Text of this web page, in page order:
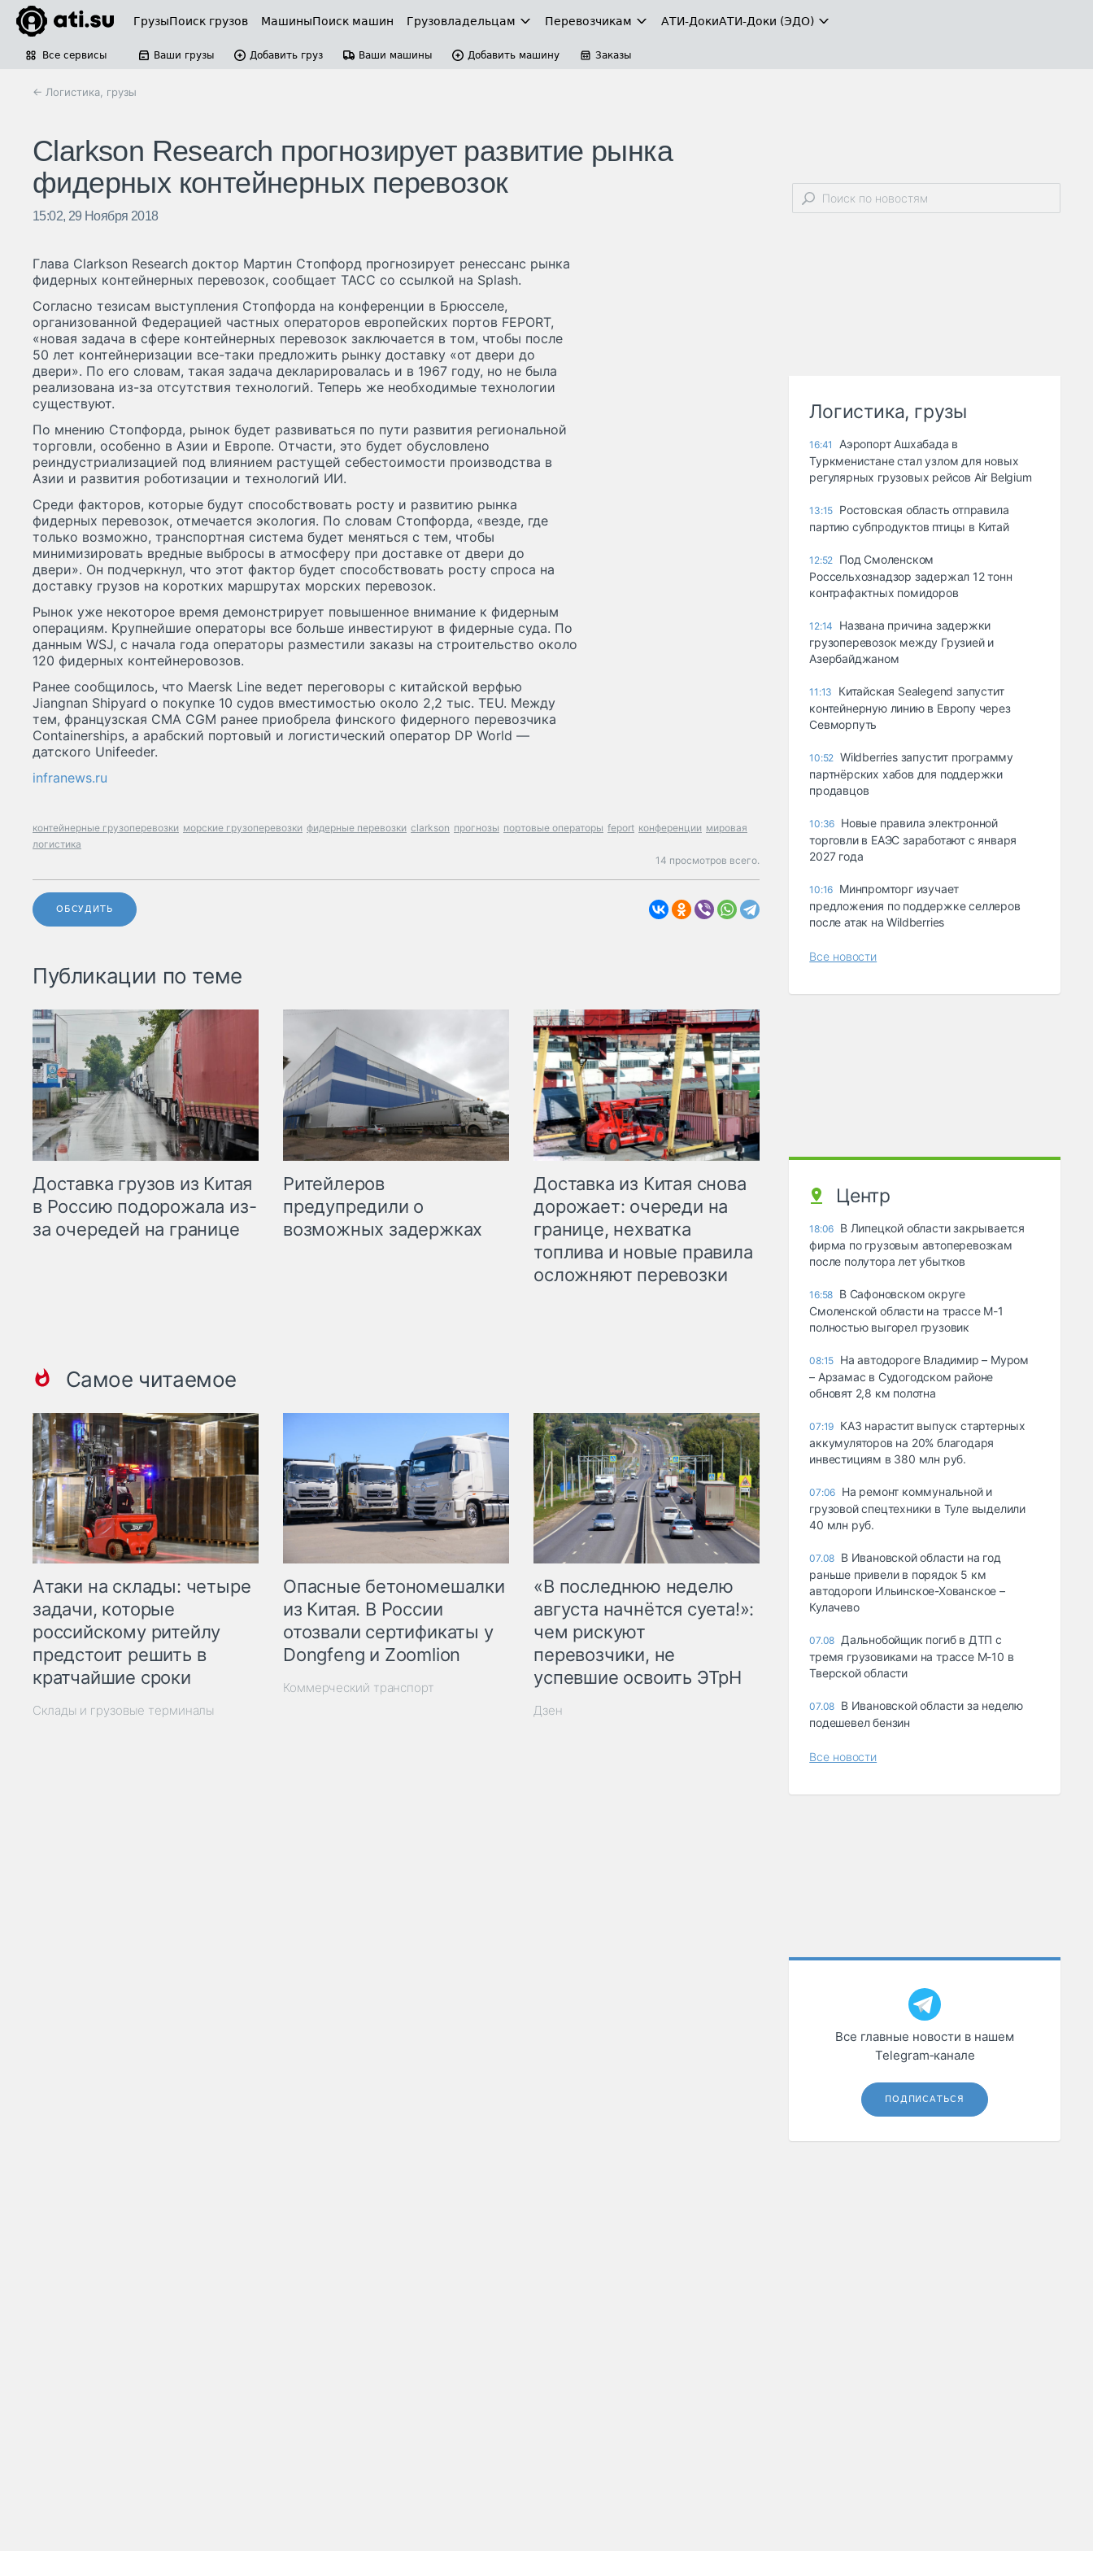
ГрузыПоиск грузов МашиныПоиск машин Грузовладельцам Перевозчикам АТИ-ДокиАТИ-Доки (ЭДО)
Все сервисы Ваши грузы Добавить груз Ваши машины Добавить машину Заказы
← Логистика, грузы
Clarkson Research прогнозирует развитие рынка
фидерных контейнерных перевозок
15:02, 29 Ноября 2018
Глава Clarkson Research доктор Мартин Стопфорд прогнозирует ренессанс рынка
фидерных контейнерных перевозок, сообщает ТАСС со ссылкой на Splash.
Согласно тезисам выступления Стопфорда на конференции в Брюсселе,
организованной Федерацией частных операторов европейских портов FEPORT,
«новая задача в сфере контейнерных перевозок заключается в том, чтобы после
50 лет контейнеризации все-таки предложить рынку доставку «от двери до
двери». По его словам, такая задача декларировалась и в 1967 году, но не была
реализована из-за отсутствия технологий. Теперь же необходимые технологии
существуют.
По мнению Стопфорда, рынок будет развиваться по пути развития региональной
торговли, особенно в Азии и Европе. Отчасти, это будет обусловлено
реиндустриализацией под влиянием растущей себестоимости производства в
Азии и развития роботизации и технологий ИИ.
Среди факторов, которые будут способствовать росту и развитию рынка
фидерных перевозок, отмечается экология. По словам Стопфорда, «везде, где
только возможно, транспортная система будет меняться с тем, чтобы
минимизировать вредные выбросы в атмосферу при доставке от двери до
двери». Он подчеркнул, что этот фактор будет способствовать росту спроса на
доставку грузов на коротких маршрутах морских перевозок.
Рынок уже некоторое время демонстрирует повышенное внимание к фидерным
операциям. Крупнейшие операторы все больше инвестируют в фидерные суда. По
данным WSJ, с начала года операторы разместили заказы на строительство около
120 фидерных контейнеровозов.
Ранее сообщилось, что Maersk Line ведет переговоры с китайской верфью
Jiangnan Shipyard о покупке 10 судов вместимостью около 2,2 тыс. TEU. Между
тем, французская CMA CGM ранее приобрела финского фидерного перевозчика
Containerships, а арабский портовый и логистический оператор DP World —
датского Unifeeder.
infranews.ru
контейнерные грузоперевозки морские грузоперевозки фидерные перевозки clarkson прогнозы портовые операторы feport конференции мировая
логистика
14 просмотров всего.
ОБСУДИТЬ
Публикации по теме
Доставка грузов из Китая
в Россию подорожала из-
за очередей на границе
Ритейлеров
предупредили о
возможных задержках
Доставка из Китая снова
дорожает: очереди на
границе, нехватка
топлива и новые правила
осложняют перевозки
Самое читаемое
Атаки на склады: четыре
задачи, которые
российскому ритейлу
предстоит решить в
кратчайшие сроки
Склады и грузовые терминалы
Опасные бетономешалки
из Китая. В России
отозвали сертификаты у
Dongfeng и Zoomlion
Коммерческий транспорт
«В последнюю неделю
августа начнётся суета!»:
чем рискуют
перевозчики, не
успевшие освоить ЭТрН
Дзен
Логистика, грузы
16:41
Аэропорт Ашхабада в
Туркменистане стал узлом для новых
регулярных грузовых рейсов Air Belgium
13:15 Ростовская область отправила
партию субпродуктов птицы в Китай
12:52 Под Смоленском
Россельхознадзор задержал 12 тонн
контрафактных помидоров
12:14
Названа причина задержки
грузоперевозок между Грузией и
Азербайджаном
11:13
Китайская Sealegend запустит
контейнерную линию в Европу через
Севморпуть
10:52 Wildberries запустит программу
партнёрских хабов для поддержки
продавцов
10:36 Новые правила электронной
торговли в ЕАЭС заработают с января
2027 года
10:16 Минпромторг изучает
предложения по поддержке селлеров
после атак на Wildberries
Все новости
Центр
18:06 В Липецкой области закрывается
фирма по грузовым автоперевозкам
после полутора лет убытков
16:58 В Сафоновском округе
Смоленской области на трассе М-1
полностью выгорел грузовик
08:15 На автодороге Владимир – Муром
– Арзамас в Судогодском районе
обновят 2,8 км полотна
07:19 КАЗ нарастит выпуск стартерных
аккумуляторов на 20% благодаря
инвестициям в 380 млн руб.
07:06 На ремонт коммунальной и
грузовой спецтехники в Туле выделили
40 млн руб.
07.08 В Ивановской области на год
раньше привели в порядок 5 км
автодороги Ильинское-Хованское –
Кулачево
07.08 Дальнобойщик погиб в ДТП с
тремя грузовиками на трассе М-10 в
Тверской области
07.08 В Ивановской области за неделю
подешевел бензин
Все новости
Все главные новости в нашем
Telegram‑канале
ПОДПИСАТЬСЯ